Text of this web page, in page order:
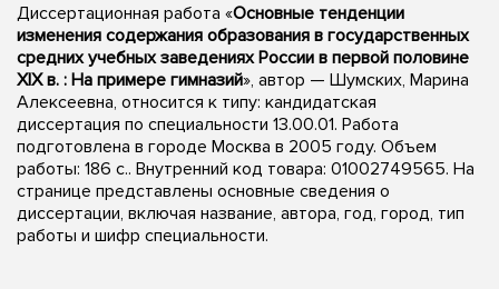
Диссертационная работа «Основные тенденции
изменения содержания образования в государственных
средних учебных заведениях России в первой половине
XIX в. : На примере гимназий», автор — Шумских, Марина
Алексеевна, относится к типу: кандидатская
диссертация по специальности 13.00.01. Работа
подготовлена в городе Москва в 2005 году. Объем
работы: 186 с.. Внутренний код товара: 01002749565. На
странице представлены основные сведения о
диссертации, включая название, автора, год, город, тип
работы и шифр специальности.